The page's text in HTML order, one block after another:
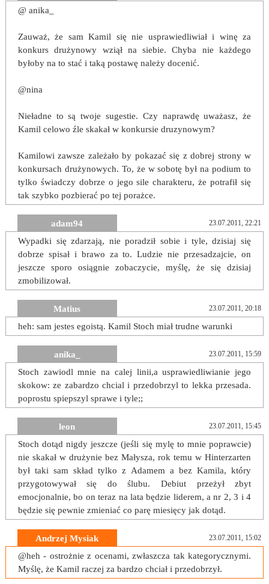
@ anika_
Zauważ, że sam Kamil się nie usprawiedliwiał i winę za
konkurs drużynowy wziął na siebie. Chyba nie każdego
byłoby na to stać i taką postawę należy docenić.
@nina
Nieładne to są twoje sugestie. Czy naprawdę uważasz, że
Kamil celowo źle skakał w konkursie druzynowym?
Kamilowi zawsze zależało by pokazać się z dobrej strony w
konkursach drużynowych. To, że w sobotę był na podium to
tylko świadczy dobrze o jego sile charakteru, że potrafił się
tak szybko pozbierać po tej porażce.
adam94 23.07.2011, 22:21
Wypadki się zdarzają, nie poradził sobie i tyle, dzisiaj się
dobrze spisał i brawo za to. Ludzie nie przesadzajcie, on
jeszcze sporo osiągnie zobaczycie, myślę, że się dzisiaj
zmobilizował.
Matius 23.07.2011, 20:18
heh: sam jestes egoistą. Kamil Stoch miał trudne warunki
anika_ 23.07.2011, 15:59
Stoch zawiodl mnie na calej linii,a usprawiedliwianie jego
skokow: ze zabardzo chcial i przedobrzyl to lekka przesada.
poprostu spiepszyl sprawe i tyle;;
leon 23.07.2011, 15:45
Stoch dotąd nigdy jeszcze (jeśli się mylę to mnie poprawcie)
nie skakał w drużynie bez Małysza, rok temu w Hinterzarten
był taki sam skład tylko z Adamem a bez Kamila, który
przygotowywał się do ślubu. Debiut przeżył zbyt
emocjonalnie, bo on teraz na lata będzie liderem, a nr 2, 3 i 4
będzie się pewnie zmieniać co parę miesięcy jak dotąd.
Andrzej Mysiak 23.07.2011, 15:02
@heh - ostrożnie z ocenami, zwłaszcza tak kategorycznymi.
Myślę, że Kamil raczej za bardzo chciał i przedobrzył.